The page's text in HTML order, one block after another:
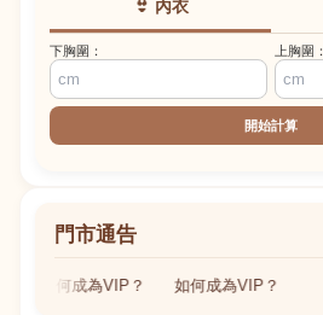
👙 內衣
下胸圍： 上胸圍：
開始計算
門市通告
如何成為VIP？ 如何成為VIP？